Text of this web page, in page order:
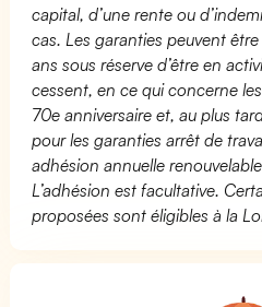
capital, d’une rente ou
cas. Les garanties peuvent
ans sous réserve d’être en
cessent, en ce qui concerne
70e anniversaire et, au plus
pour les garanties arrêt de
adhésion annuelle
L’adhésion est facultative.
proposées sont éligibles à la